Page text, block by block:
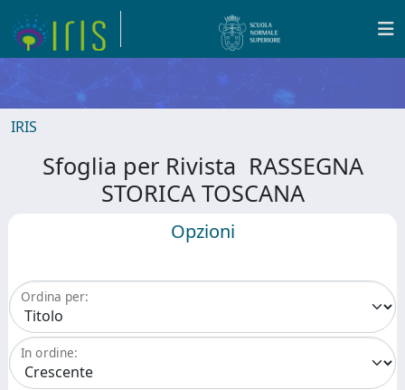
IRIS
Sfoglia per Rivista RASSEGNA
STORICA TOSCANA
Opzioni
Ordina per:
In ordine: